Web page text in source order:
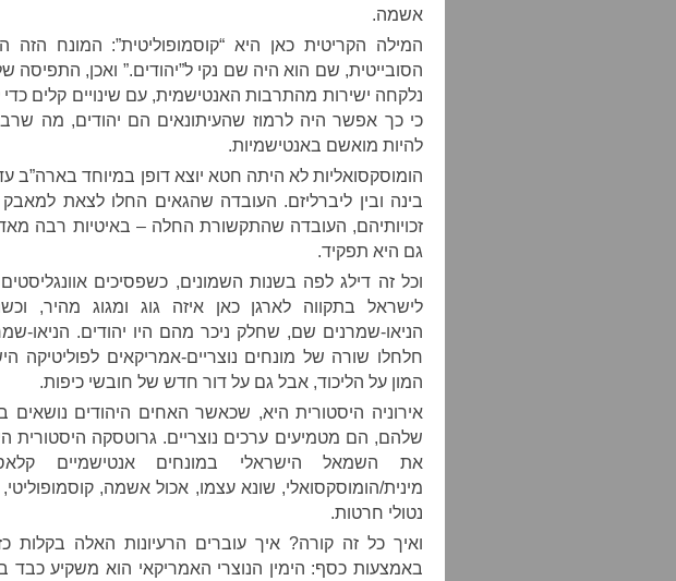
אשמה.
המילה הקריטית כאן היא “קוסמופוליטית”: המונח הזה
הסובייטית, שם הוא היה שם נקי ל”יהודים.” ואכן, התפיסה
נלקחה ישירות מהתרבות האנטישמית, עם שינויים קלים
כי כך אפשר היה לרמוז שהעיתונאים הם יהודים, מה
להיות מואשם באנטישמיות.
הומוסקסואליות לא היתה חטא יוצא דופן במיוחד בארה”ב
בינה ובין ליברליזם. העובדה שהגאים החלו לצאת למאבק
זכויותיהם, העובדה שהתקשורת החלה – באיטיות רבה
גם היא תפקיד.
וכל זה דילג לפה בשנות השמונים, כשפסיכים
לישראל בתקווה לארגן כאן איזה גוג ומגוג מהיר,
הניאו-שמרנים שם, שחלק ניכר מהם היו יהודים. הניאו-
חלחלו שורה של מונחים נוצריים-אמריקאים לפוליטיקה
המון על הליכוד, אבל גם על דור חדש של חובשי כיפות.
אירוניה היסטורית היא, שכאשר האחים היהודים נושאים
שלהם, הם מטמיעים ערכים נוצריים. גרוטסקה היסטורית
את השמאל הישראלי במונחים אנטישמיים
מינית/הומוסקסואלי, שונא עצמו, אכול אשמה,
נטולי חרטות.
ואיך כל זה קורה? איך עוברים הרעיונות האלה בקלות
באמצעות כסף: הימין הנוצרי האמריקאי הוא משקיע כבד